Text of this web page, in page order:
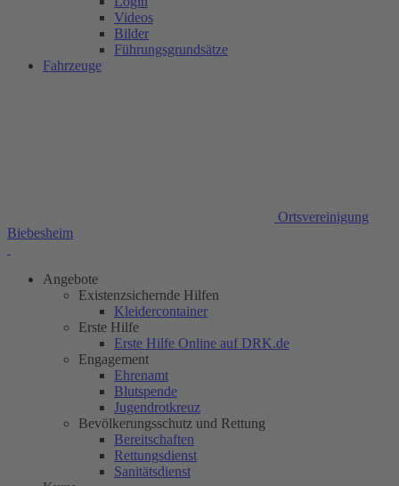
Videos
Bilder
Führungsgrundsätze
Fahrzeuge
Ortsvereinigung
Biebesheim
Angebote
Existenzsichernde Hilfen
Kleidercontainer
Erste Hilfe
Erste Hilfe Online auf DRK.de
Engagement
Ehrenamt
Blutspende
Jugendrotkreuz
Bevölkerungsschutz und Rettung
Bereitschaften
Rettungsdienst
Sanitätsdienst